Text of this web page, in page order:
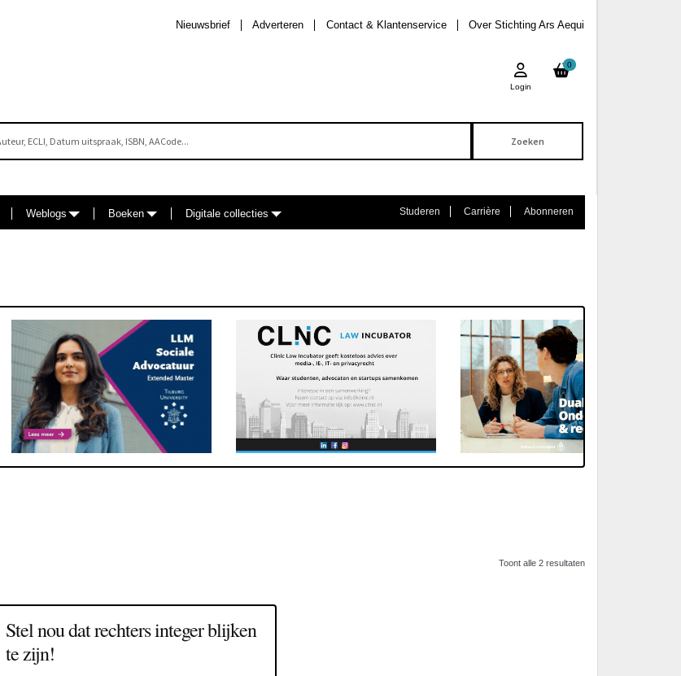
Over Stichting Ars Aequi
Contact & Klantenservice
Adverteren
Nieuwsbrief
0
Login
Weblogs Boeken Digitale collecties Studeren Carrière Abonneren
Toont alle 2 resultaten
Stel nou dat rechters integer blijken
te zijn!